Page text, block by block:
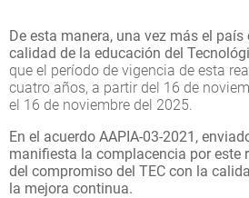
De esta manera, una vez más el país
calidad de la educación del
que el período de vigencia de esta
cuatro años, a partir del 16 de
el 16 de noviembre del 2025.
En el acuerdo AAPIA-03-2021,
manifiesta la complacencia por este
del compromiso del TEC con la
la mejora continua.